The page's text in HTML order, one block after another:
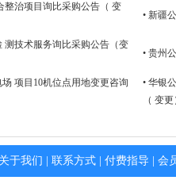
整治项目询比采购公告（ 变
• 新疆
测技术服务询比采购公告（变
• 贵州
项目10机位点用地变更咨询
• 华银
（ 变
关于我们 联系方式 付费指导 会